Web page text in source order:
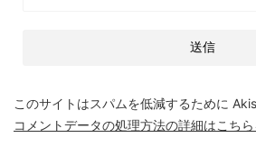
このサイトはスパムを低減するために
コメントデータの処理方法の詳細はこち